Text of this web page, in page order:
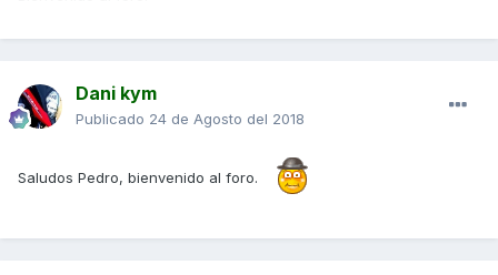
Dani kym
Publicado 24 de Agosto del 2018
Saludos Pedro, bienvenido al foro.